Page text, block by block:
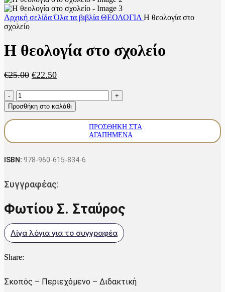
Αρχική σελίδαΌλα τα βιβλία ΘΕΟΛΟΓΙΑ Η θεολογία στο
σχολείο
Η θεολογία στο σχολείο
€25.00 Original
€25.00.
€22.50Η
είναι:
€22.50.
Η
θεολογία
στο
σχολείο
Προσθήκη στο καλάθι
ΠΡΟΣΘΉΚΗ ΣΤΑ
ΑΓΑΠΗΜΈΝΑ
ISBN: 978-960-615-834-6
Συγγραφέας:
Φωτίου Σ. Σταύρος
Λίγα λόγια για το συγγραφέα
Share:
Σκοπός – Περιεχόμενο – Διδακτική